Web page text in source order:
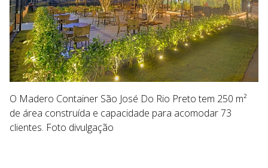
O Madero Container São José Do Rio Preto tem 250 m²
de área construída e capacidade para acomodar 73
clientes. Foto divulgação